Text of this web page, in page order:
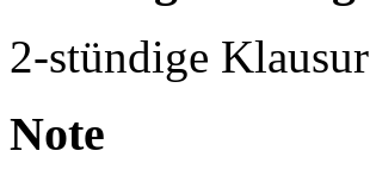
2-stündige Klausur
Note